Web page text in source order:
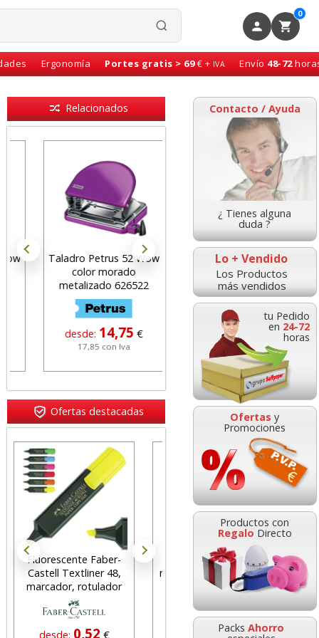
0
Ergonomía Portes gratis > 69€ + IVA Envío 48-72
Contacto / Ayuda
¿ Tienes alguna
duda ?
Lo + Vendido
Los Productos
más vendidos
tu Pedido
en 24-72
horas
Ofertas y
Promociones
Productos con
Regalo Directo
PacksAhorro
Relacionados
Taladro Petrus 52 Wow
color morado
metalizado 626522
desde:14,75 €
17,85 con Iva
Grapadora Petrus 210
tamaño compacto
azul-gris 25 hojas
11,78
14,25 con Iva
Grapadora Petrus 635
Wow Naranja
Metalizado 623594
desde: 18,95 €
22,93 con Iva
Ofertas destacadas
Fluorescente Faber-
Castell Textliner 48,
marcador, rotulador
desde:0,52 €
Contador manual,
máquina contadora de
personas - Clickeador
3,89 €
Bloc
76x76